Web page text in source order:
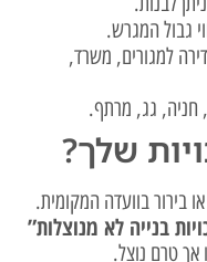
גבול המגרש.
למגורים, משרד,
חניה, גג, מרתף.
שלך?
או בירור בוועדה המקומית.
בנייה לא מנוצלות”
טרם נוצל.